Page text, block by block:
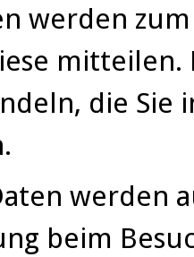
werden
mitteilen.
die
werden
beim